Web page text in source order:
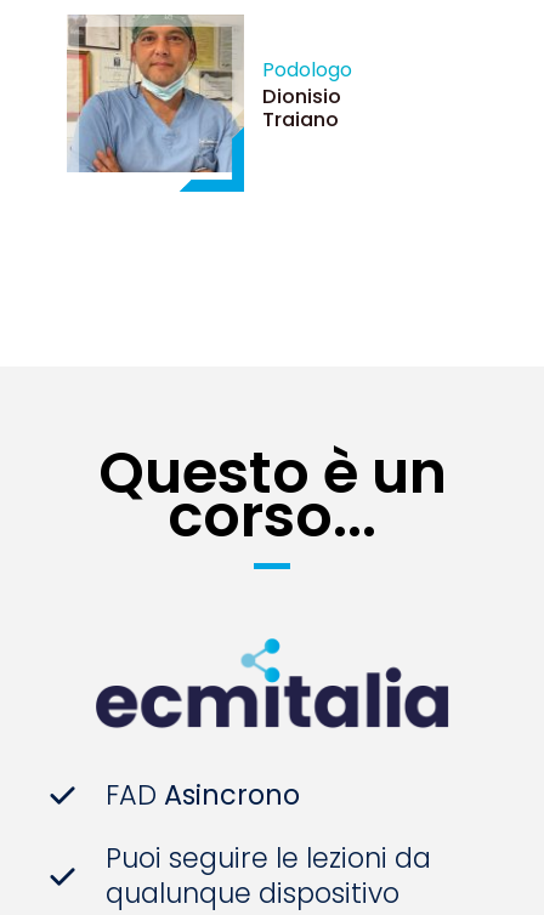
Podologo
Dionisio
Traiano
Questo è un
corso...
FAD Asincrono
Puoi seguire le lezioni da
qualunque dispositivo